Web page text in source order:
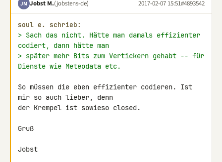
JM Jobst M.(jobstens-de) 2017-02-07 15:51#4893542
soul e. schrieb:
> Sach das nicht. Hätte man damals effizienter
codiert, dann hätte man
> später mehr Bits zum Vertickern gehabt -- für
Dienste wie Meteodata etc.
So müssen die eben effizienter codieren. Ist
mir so auch lieber, denn
der Krempel ist sowieso closed.
Gruß
Jobst